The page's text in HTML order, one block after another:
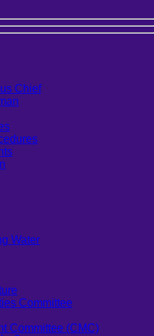
Chief
Water
Committee
Committee (CMC)